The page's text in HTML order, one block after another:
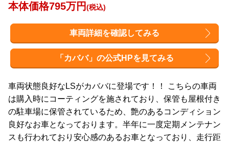
本体価格795万円(税込)
車両詳細を確認してみる
「カババ」の公式HPを見てみる
車両状態良好なLSがカババに登場です！！ こちらの車両
は購入時にコーティングを施されており、保管も屋根付き
の駐車場に保管されているため、艶のあるコンディション
良好なお車となっております。半年に一度定期メンテナン
スも行われており安心感のあるお車となっており、走行距